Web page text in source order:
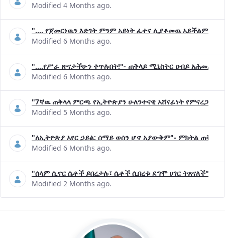
Modified 4 Months ago.
".... የጀመርነዉን እድገት ምንም አይነት ፈተና ሊያቆመዉ አይችልም"-
Modified 6 Months ago.
"....የሥራ ጽናታችሁን ቀጥሉበት!"- ጠቅላይ ሚኒስትር ዐብይ አሕመድ (ዶ/
Modified 6 Months ago.
"7ኛዉ ጠቅላላ ምርጫ የኢትዮጵያን ሁለንተናዊ አሸናፊነት
Modified 5 Months ago.
"ለኢትዮጵያ አየር ኃይል: ሰማይ ወሰን ሆኖ አያውቅም"- ምክትል ጠቅላይ
Modified 6 Months ago.
"ሰላም ሲኖር ሴቶች ይበረታሉ፣ ሴቶች ሲበረቱ ደግሞ ሀገር ትጸናለች"-
Modified 2 Months ago.